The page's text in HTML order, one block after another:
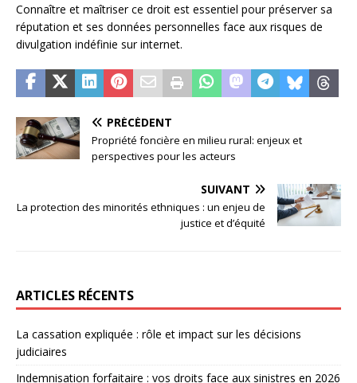
Connaître et maîtriser ce droit est essentiel pour préserver sa
réputation et ses données personnelles face aux risques de
divulgation indéfinie sur internet.
PRÉCÉDENT
Propriété foncière en milieu rural: enjeux et
perspectives pour les acteurs
SUIVANT
La protection des minorités ethniques : un enjeu de
justice et d’équité
ARTICLES RÉCENTS
La cassation expliquée : rôle et impact sur les décisions
judiciaires
Indemnisation forfaitaire : vos droits face aux sinistres en 2026